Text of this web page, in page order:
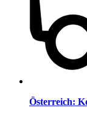
Österreich: